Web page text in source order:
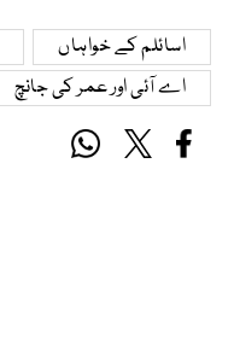
اسائلم کے خواہاں
اے آئی اور عمر کی جانچ